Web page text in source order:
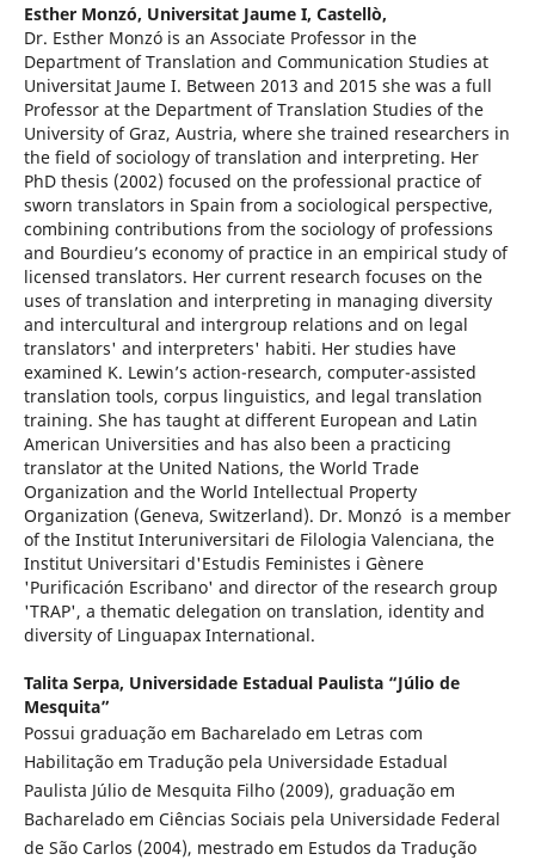
Esther Monzó, Universitat Jaume I, Castellò,
Dr. Esther Monzó is an Associate Professor in the
Department of Translation and Communication Studies at
Universitat Jaume I. Between 2013 and 2015 she was a full
Professor at the Department of Translation Studies of the
University of Graz, Austria, where she trained researchers in
the field of sociology of translation and interpreting. Her
PhD thesis (2002) focused on the professional practice of
sworn translators in Spain from a sociological perspective,
combining contributions from the sociology of professions
and Bourdieu’s economy of practice in an empirical study of
licensed translators. Her current research focuses on the
uses of translation and interpreting in managing diversity
and intercultural and intergroup relations and on legal
translators' and interpreters' habiti. Her studies have
examined K. Lewin’s action-research, computer-assisted
translation tools, corpus linguistics, and legal translation
training. She has taught at different European and Latin
American Universities and has also been a practicing
translator at the United Nations, the World Trade
Organization and the World Intellectual Property
Organization (Geneva, Switzerland). Dr. Monzó is a member
of the Institut Interuniversitari de Filologia Valenciana, the
Institut Universitari d'Estudis Feministes i Gènere
'Purificación Escribano' and director of the research group
'TRAP', a thematic delegation on translation, identity and
diversity of Linguapax International.
Talita Serpa, Universidade Estadual Paulista “Júlio de
Mesquita”
Possui graduação em Bacharelado em Letras com
Habilitação em Tradução pela Universidade Estadual
Paulista Júlio de Mesquita Filho (2009), graduação em
Bacharelado em Ciências Sociais pela Universidade Federal
de São Carlos (2004), mestrado em Estudos da Tradução